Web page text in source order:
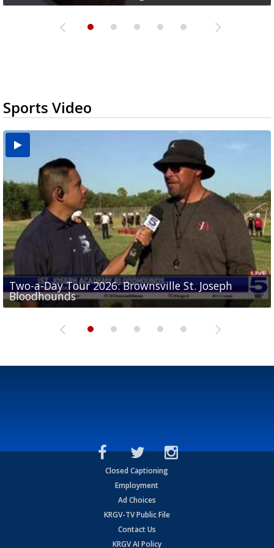
Sports Video
Two-a-Day Tour 2026: Brownsville St. Joseph
Bloodhounds
Two-a-Day Tour 2026: St. Joseph Academy
Bloodhounds
Two-a-Day Tour 2026: Sharyland Rattlers
Sit-down interview with UTRGV wide receiver
Tavian Cord
Two-a-Day Tour 2026: Raymondville Bearkats
Closed Captioning
Employment
Ad Choices
KRGV-TV Public File
Contact Us
KRGV AI Policy